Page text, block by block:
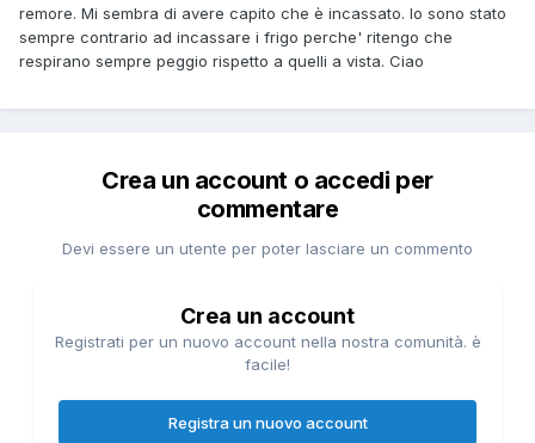
remore. Mi sembra di avere capito che è incassato. Io sono stato
sempre contrario ad incassare i frigo perche' ritengo che
respirano sempre peggio rispetto a quelli a vista. Ciao
Crea un account o accedi per
commentare
Devi essere un utente per poter lasciare un commento
Crea un account
Registrati per un nuovo account nella nostra comunità. è
facile!
Registra un nuovo account